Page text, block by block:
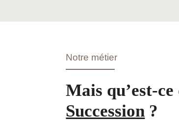
Notre métier
Mais qu’est-
Succession ?